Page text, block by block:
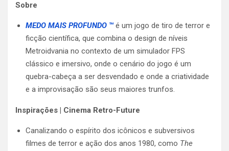
Sobre
MEDO MAIS PROFUNDO ™ é um jogo de tiro de terror e
ficção científica, que combina o design de níveis
Metroidvania no contexto de um simulador FPS
clássico e imersivo, onde o cenário do jogo é um
quebra-cabeça a ser desvendado e onde a criatividade
e a improvisação são seus maiores trunfos.
Inspirações | Cinema Retro-Future
Canalizando o espírito dos icônicos e subversivos
filmes de terror e ação dos anos 1980, como The